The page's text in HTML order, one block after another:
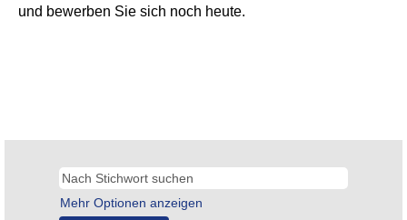
und bewerben Sie sich noch heute.
Mehr Optionen anzeigen